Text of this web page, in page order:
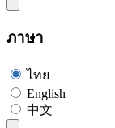
ภาษา
ไทย
English
中文